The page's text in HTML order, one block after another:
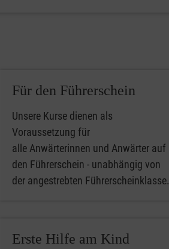
Für den Führerschein
Unsere Kurse dienen als
Voraussetzung für
alle Anwärterinnen und Anwärter auf
den Führerschein - unabhängig von
der angestrebten Führerscheinklasse.
Erste Hilfe am Kind